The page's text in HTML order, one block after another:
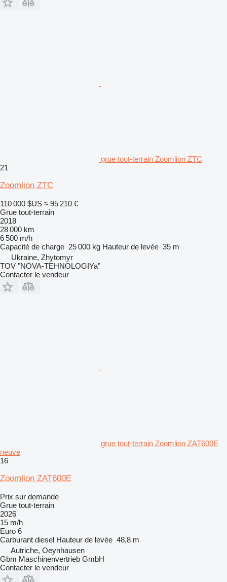
grue tout-terrain Zoomlion ZTC
21
Zoomlion ZTC
110 000 $US ≈ 95 210 €
Grue tout-terrain
2018
28 000 km
6 500 m/h
Capacité de charge 25 000 kg Hauteur de levée 35 m
Ukraine, Zhytomyr
TOV "NOVA-TEHNOLOGIYa"
Contacter le vendeur
grue tout-terrain Zoomlion ZAT600E
neuve
16
Zoomlion ZAT600E
Prix sur demande
Grue tout-terrain
2026
15 m/h
Euro 6
Carburant diesel Hauteur de levée 48,8 m
Autriche, Oeynhausen
Gbm Maschinenvertrieb GmbH
Contacter le vendeur